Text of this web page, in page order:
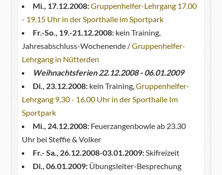
Mi., 17.12.2008:Gruppenhelfer-Lehrgang 17.00
- 19.15 Uhr in der Sporthalle im Sportpark
Fr.-So., 19.-21.12.2008:kein Training,
Jahresabschluss-Wochenende /Gruppenhelfer-
Lehrgang in Nütterden
Weihnachtsferien 22.12.2008 - 06.01.2009
Di., 23.12.2008:kein Training, Gruppenhelfer-
Lehrgang 9.30 - 16.00 Uhr in der Sporthalle Im
Sportpark
Mi., 24.12.2008:Feuerzangenbowle ab 23.30
Uhr bei Steffie & Volker
Fr.- Sa., 26.12.2008-03.01.2009:Skifreizeit
Di., 06.01.2009:Übungsleiter-Besprechung